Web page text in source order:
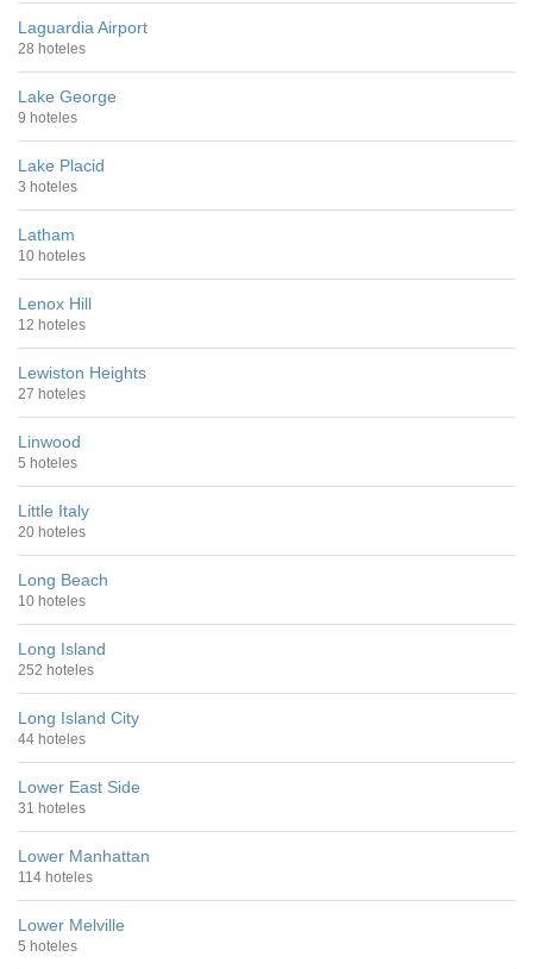
Laguardia Airport
28 hoteles
Lake George
9 hoteles
Lake Placid
3 hoteles
Latham
10 hoteles
Lenox Hill
12 hoteles
Lewiston Heights
27 hoteles
Linwood
5 hoteles
Little Italy
20 hoteles
Long Beach
10 hoteles
Long Island
252 hoteles
Long Island City
44 hoteles
Lower East Side
31 hoteles
Lower Manhattan
114 hoteles
Lower Melville
5 hoteles